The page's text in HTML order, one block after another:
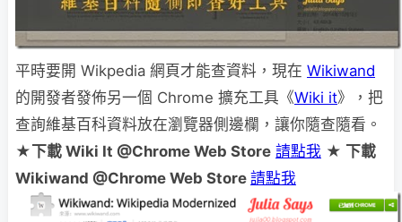
平時要開 Wikpedia 網頁才能查資料，現在 Wikiwand
的開發者發佈另一個 Chrome 擴充工具《Wiki it》，把
查詢維基百科資料放在瀏覽器側邊欄，讓你隨查隨看。
★下載 Wiki It @Chrome Web Store 請點我 ★ 下載
Wikiwand @Chrome Web Store 請點我